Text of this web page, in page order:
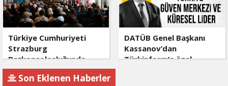
Türkiye Cumhuriyeti
Strazburg
Başkonsolosluğunda
Ahıska Türklerine özel
program
DATÜB Genel Başkanı
Kassanov’dan
Türkinform’a özel
Son Eklenen Haberler